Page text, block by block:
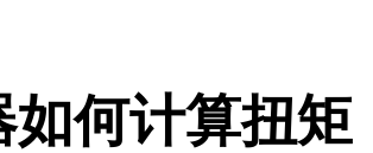
如何计算扭矩